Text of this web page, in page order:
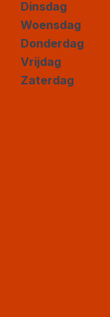
Dinsdag
Woensdag
Donderdag
Vrijdag
Zaterdag